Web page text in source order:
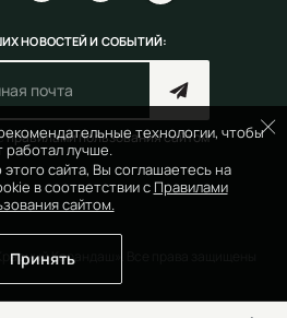
технологии, чтобы
работал лучше.
сайта, Вы соглашаетесь на
в соответствии с Правилами
сайтом.
Принять
НОВОСТЕЙ И СОБЫТИЙ:
правилами пользования сайтом
Карандаш». Все права защищены